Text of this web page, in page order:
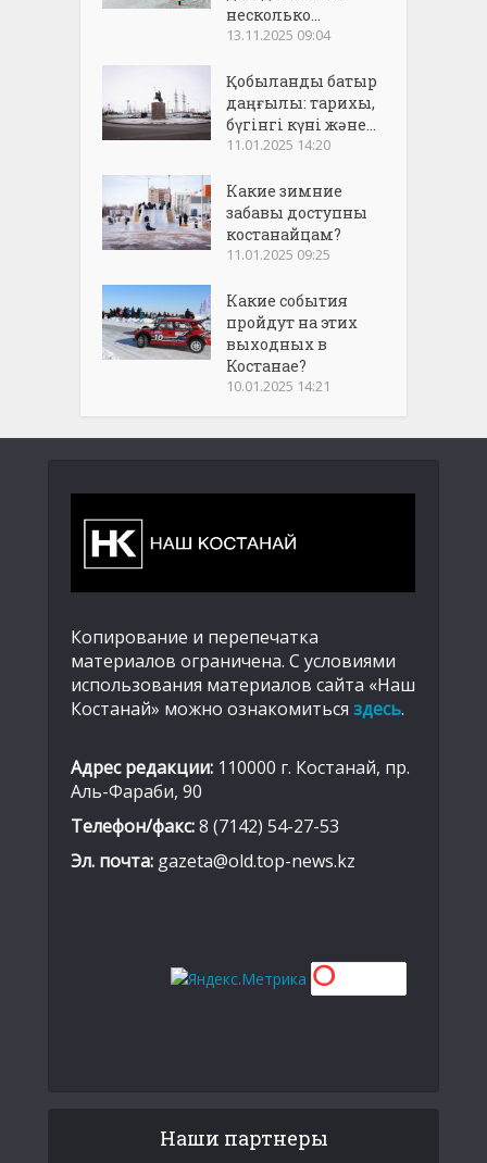
несколько...
13.11.2025 09:04
Қобыланды батыр
даңғылы: тарихы,
бүгінгі күні және...
11.01.2025 14:20
Какие зимние
забавы доступны
костанайцам?
11.01.2025 09:25
Какие события
пройдут на этих
выходных в
Костанае?
10.01.2025 14:21
Копирование и перепечатка
материалов ограничена. С условиями
использования материалов сайта «Наш
Костанай» можно ознакомиться здесь.
Адрес редакции: 110000 г. Костанай, пр.
Аль-Фараби, 90
Телефон/факс:8 (7142) 54-27-53
Эл. почта: gazeta@old.top-news.kz
Наши партнеры